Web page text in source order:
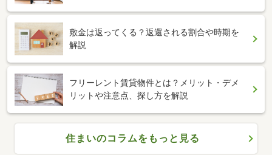
敷金は返ってくる？返還される割合や時期を
解説
フリーレント賃貸物件とは？メリット・デメ
リットや注意点、探し方を解説
住まいのコラムをもっと見る